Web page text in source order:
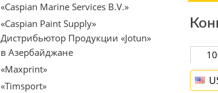
«Caspian Marine Services B.V.»
«Caspian Paint Supply»
Дистрибьютор Продукции «Jotun»
в Азербайджане
«Maxprint»
«Timsport»